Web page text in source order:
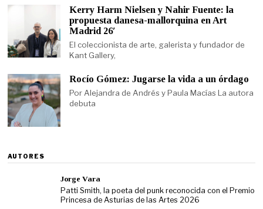
Kerry Harm Nielsen y Nahir Fuente: la
propuesta danesa-mallorquina en Art
Madrid 26′
El coleccionista de arte, galerista y fundador de
Kant Gallery,
Rocío Gómez: Jugarse la vida a un órdago
Por Alejandra de Andrés y Paula Macías La autora
debuta
AUTORES
Jorge Vara
Patti Smith, la poeta del punk reconocida con el Premio
Princesa de Asturias de las Artes 2026